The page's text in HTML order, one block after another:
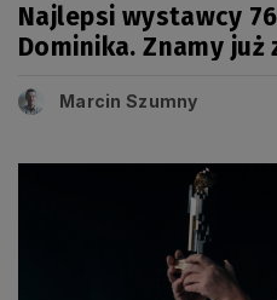
Najlepsi wystawcy
Dominika. Znamy
Marcin Szumny